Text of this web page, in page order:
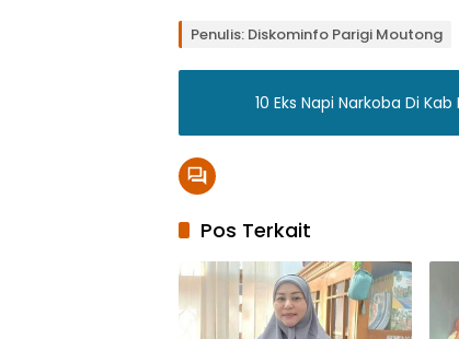
Tag:
EksSail
Pariwisata
Festival
Pariwisata
2023
Parigi
Moutong
Pariwisata
Indonesia
Penulis: Diskominfo Parigi Moutong
10 Eks Napi Narkoba Di
Pos Terkait